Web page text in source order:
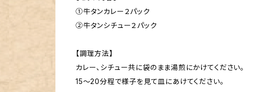
①牛タンカレー２パック
②牛タンシチュー２パック
【調理方法】
カレー、シチュー共に袋のまま湯煎にかけてください。
15～20分程で様子を見て皿にあけてください。